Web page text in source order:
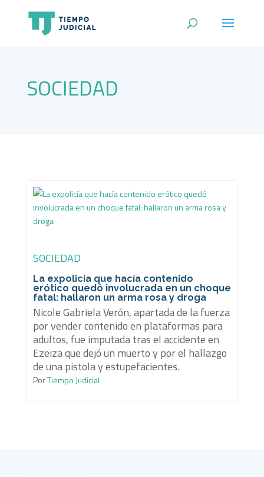
SOCIEDAD
SOCIEDAD
La expolicía que hacía contenido
erótico quedó involucrada en un choque
fatal: hallaron un arma rosa y droga
Nicole Gabriela Verón, apartada de la fuerza
por vender contenido en plataformas para
adultos, fue imputada tras el accidente en
Ezeiza que dejó un muerto y por el hallazgo
de una pistola y estupefacientes.
PorTiempo Judicial